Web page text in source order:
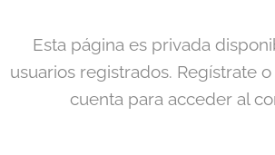
Esta página es privada
usuarios registrados. Regístrate
cuenta para acceder al